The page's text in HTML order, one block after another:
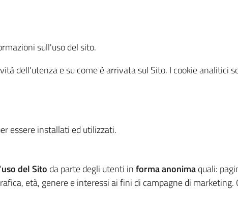
sull'uso del sito.
dell'utenza e su come è arrivata sul Sito. I cookie analitici
essere installati ed utilizzati.
uso del Sito da parte degli utenti informa anonimaquali:
età, genere e interessi ai fini di campagne di marketing.